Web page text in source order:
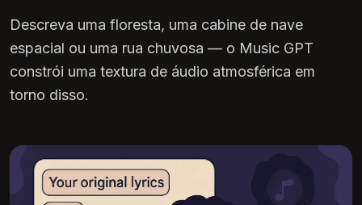
Descreva uma floresta, uma cabine de nave
espacial ou uma rua chuvosa — o Music GPT
constrói uma textura de áudio atmosférica em
torno disso.